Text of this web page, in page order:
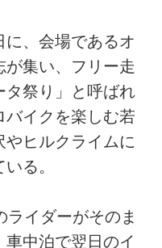
に、会場であるオ
が集い、フリー走
タ祭り」と呼ばれ
バイクを楽しむ若
ヒルクライムに
る。
ライダーがそのま
車中泊で翌日のイ